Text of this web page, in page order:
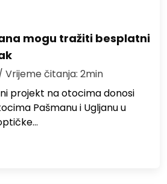
mogu tražiti besplatni
Vrijeme čitanja: 2min
projekt na otocima donosi
Pašmanu i Ugljanu u